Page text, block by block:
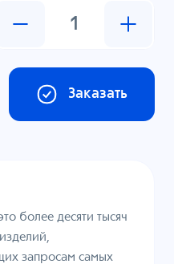
Заказать
более десяти тысяч
запросам самых